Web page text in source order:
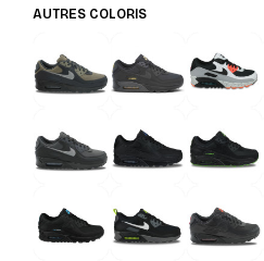
AUTRES COLORIS